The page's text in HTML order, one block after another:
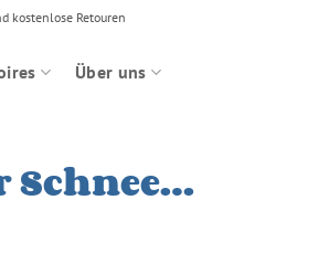
kostenlose Retouren
Über uns
Schnee…